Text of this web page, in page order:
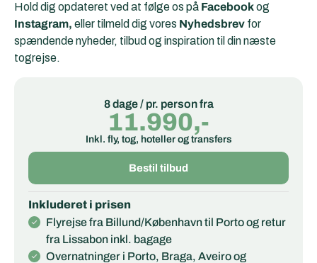
Hold dig opdateret ved at følge os på Facebookog
Instagram, eller tilmeld dig vores Nyhedsbrev for
spændende nyheder, tilbud og inspiration til din næste
togrejse.
8 dage / pr. person fra
11.990,-
Inkl. fly, tog, hoteller og transfers
Bestil tilbud
Inkluderet i prisen
Flyrejse fra Billund/København til Porto og retur
fra Lissabon inkl. bagage
Overnatninger i Porto, Braga, Aveiro og